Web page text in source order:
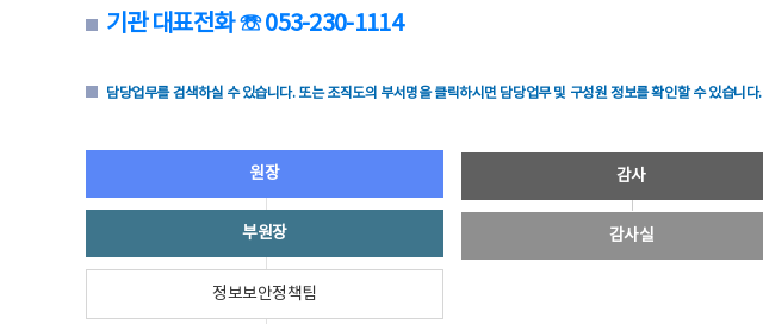
기관 대표전화 ☏ 053-230-1114
담당업무를 검색하실 수 있습니다. 또는 조직도의 부서명을 클릭하시면 담당업무 및 구성원 정보를 확인할 수 있습니다.
원장
부원장
정보보안정책팀
감사
감사실